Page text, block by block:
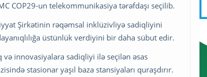
COP29-un telekommunikasiya tərəfdaşı seçilib.
Şirkətinin rəqəmsal inklüzivliyə sadiqliyini
üstünlük verdiyini bir daha sübut edir.
və innovasiyalara sadiqliyi ilə seçilən əsas
stasionar yaşıl baza stansiyaları quraşdırır.